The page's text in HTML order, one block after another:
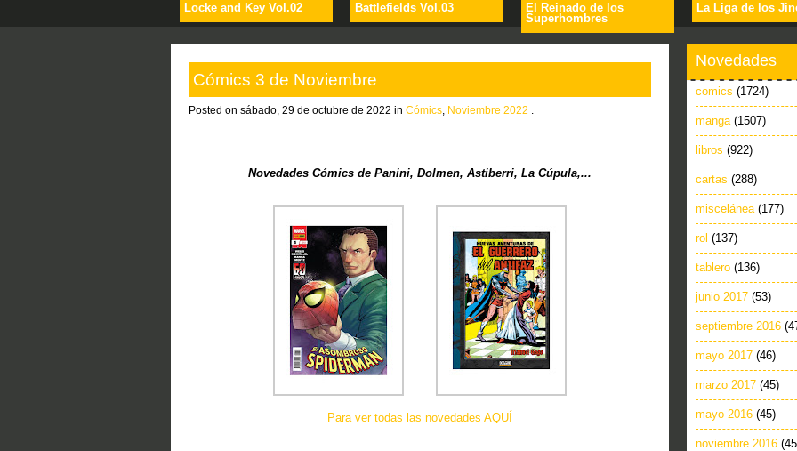
Locke and Key Vol.02 Battlefields Vol.03
El Reinado de los
Superhombres
La Liga de los
Cómics 3 de Noviembre
Posted on sábado, 29 de octubre de 2022 in Cómics Noviembre 2022
Novedades Cómics de Panini, Dolmen, Astiberri, La Cúpula,...
Para ver todas las novedades AQUÍ
Novedades
comics (1724)
manga (1507)
libros (922)
cartas (288)
miscelánea (177)
rol (137)
tablero (136)
junio 2017 (53)
septiembre 2016
mayo 2017 (46)
marzo 2017 (45)
mayo 2016 (45)
noviembre 2016